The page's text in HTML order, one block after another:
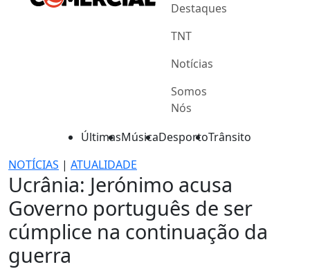
Destaques
TNT
Notícias
Somos
Nós
ÚltimasMúsicaDesportoTrânsito
NOTÍCIAS | ATUALIDADE
Ucrânia: Jerónimo acusa
Governo português de ser
cúmplice na continuação da
guerra